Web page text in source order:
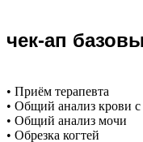
чек-ап
• Приём терапевта
• Общий анализ крови
• Общий анализ мочи
• Обрезка когтей